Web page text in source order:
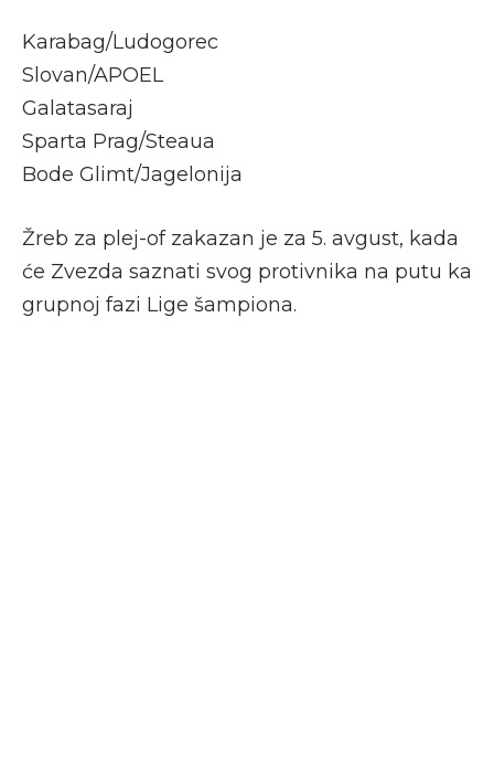
Karabag/Ludogorec
Slovan/APOEL
Galatasaraj
Sparta Prag/Steaua
Bode Glimt/Jagelonija
Žreb za plej-of zakazan je za 5. avgust, kada
će Zvezda saznati svog protivnika na putu ka
grupnoj fazi Lige šampiona.